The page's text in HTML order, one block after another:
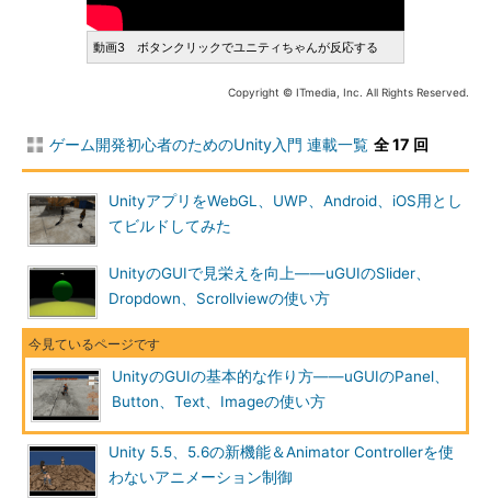
動画3 ボタンクリックでユニティちゃんが反応する
Copyright © ITmedia, Inc. All Rights Reserved.
ゲーム開発初心者のためのUnity入門 連載一覧 全 17 回
UnityアプリをWebGL、UWP、Android、iOS用とし
てビルドしてみた
UnityのGUIで見栄えを向上――uGUIのSlider、
Dropdown、Scrollviewの使い方
UnityのGUIの基本的な作り方――uGUIのPanel、
Button、Text、Imageの使い方
Unity 5.5、5.6の新機能＆Animator Controllerを使
わないアニメーション制御